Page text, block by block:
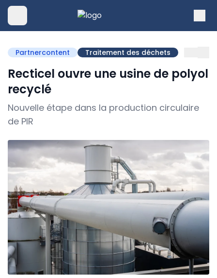
Partnercontent Traitement des déchets
Recticel ouvre une usine de polyol
recyclé
Nouvelle étape dans la production circulaire
de PIR